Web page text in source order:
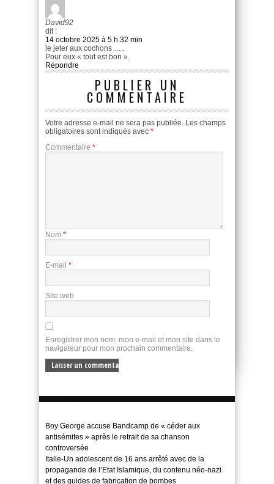
David92
dit :
14 octobre 2025 à 5 h 32 min
le jeter aux cochons …..
Pour eux « tout est bon ».
Répondre
PUBLIER UN
COMMENTAIRE
Votre adresse e-mail ne sera pas publiée. Les champs
obligatoires sont indiqués avec *
Commentaire *
Nom *
E-mail *
Site web
Enregistrer mon nom, mon e-mail et mon site dans le
navigateur pour mon prochain commentaire.
Boy George accuse Bandcamp de « céder aux
antisémites » après le retrait de sa chanson
controversée
Italie-Un adolescent de 16 ans arrêté avec de la
propagande de l’Etat Islamique, du contenu néo-nazi
et des guides de fabrication de bombes